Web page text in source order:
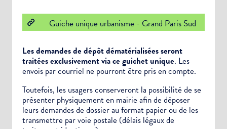
Guiche unique urbanisme - Grand Paris Sud
Les demandes de dépôt dématérialisées seront
traitées exclusivement via ce guichet unique. Les
envois par courriel ne pourront être pris en compte.
Toutefois, les usagers conserveront la possibilité de se
présenter physiquement en mairie afin de déposer
leurs demandes de dossier au format papier ou de les
transmettre par voie postale (délais légaux de